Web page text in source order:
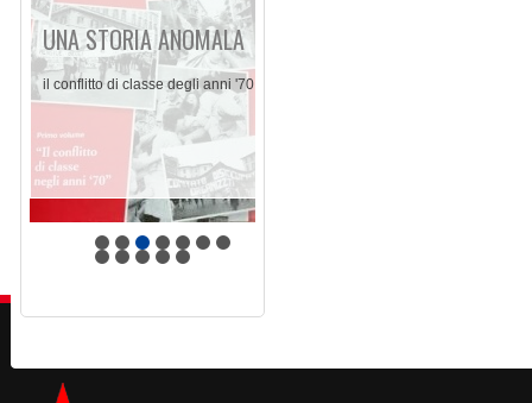
UNA STORIA ANOMALA
il conflitto di classe degli anni '70